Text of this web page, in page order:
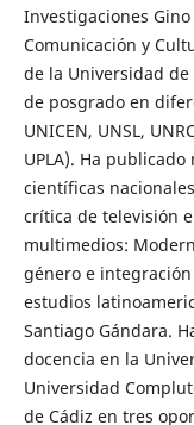
Investigaciones
Comunicación y
de la Universidad
de posgrado en
UNICEN, UNSL,
UPLA). Ha
científicas
crítica de televisión
multimedios:
género e integración
estudios
Santiago Gándara.
docencia en la
Universidad
de Cádiz en tres